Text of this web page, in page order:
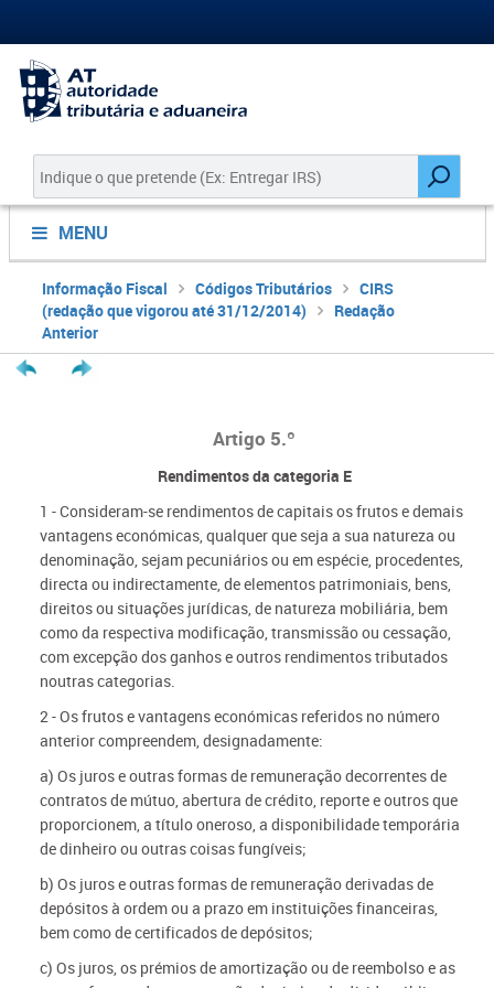
MENU
Informação Fiscal Códigos Tributários
CIRS
(redação que vigorou até 31/12/2014)
Redação
Anterior
Artigo 5.º
Rendimentos da categoria E
1 - Consideram-se rendimentos de capitais os frutos e demais
vantagens económicas, qualquer que seja a sua natureza ou
denominação, sejam pecuniários ou em espécie, procedentes,
directa ou indirectamente, de elementos patrimoniais, bens,
direitos ou situações jurídicas, de natureza mobiliária, bem
como da respectiva modificação, transmissão ou cessação,
com excepção dos ganhos e outros rendimentos tributados
noutras categorias.
2 - Os frutos e vantagens económicas referidos no número
anterior compreendem, designadamente:
a) Os juros e outras formas de remuneração decorrentes de
contratos de mútuo, abertura de crédito, reporte e outros que
proporcionem, a título oneroso, a disponibilidade temporária
de dinheiro ou outras coisas fungíveis;
b) Os juros e outras formas de remuneração derivadas de
depósitos à ordem ou a prazo em instituições financeiras,
bem como de certificados de depósitos;
c) Os juros, os prémios de amortização ou de reembolso e as